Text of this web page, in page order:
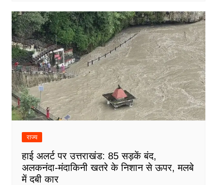
राज्य
हाई अलर्ट पर उत्तराखंड: 85 सड़कें बंद,
अलकनंदा-मंदाकिनी खतरे के निशान से ऊपर, मलबे
में दबी कार